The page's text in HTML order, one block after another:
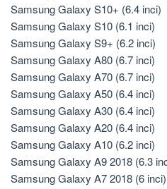
Samsung Galaxy S10+ (6.4 inci)
Samsung Galaxy S10 (6.1 inci)
Samsung Galaxy S9+ (6.2 inci)
Samsung Galaxy A80 (6.7 inci)
Samsung Galaxy A70 (6.7 inci)
Samsung Galaxy A50 (6.4 inci)
Samsung Galaxy A30 (6.4 inci)
Samsung Galaxy A20 (6.4 inci)
Samsung Galaxy A10 (6.2 inci)
Samsung Galaxy A9 2018 (6.3
Samsung Galaxy A7 2018 (6 inci)